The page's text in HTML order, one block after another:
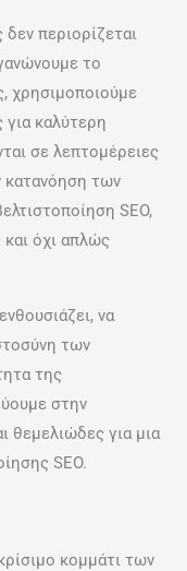
περιορίζεται
το
χρησιμοποιούμε
για καλύτερη
σε λεπτομέρειες
κατανόηση των
SEO,
και όχι απλώς
να
των
της
στην
θεμελιώδες για μια
SEO.
κομμάτι των